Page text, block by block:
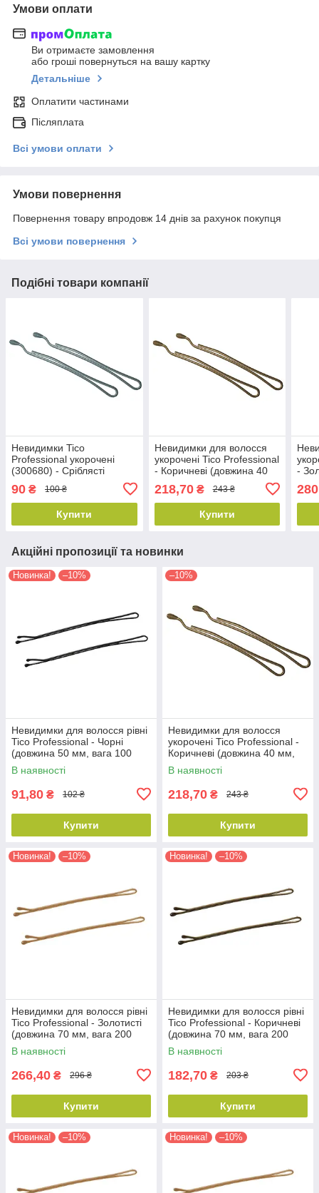
Умови оплати
Ви отримаєте замовлення
або гроші повернуться на вашу картку
Детальніше
Оплатити частинами
Післяплата
Всі умови оплати
Умови повернення
Повернення товару впродовж 14 днів за рахунок покупця
Всі умови повернення
Подібні товари компанії
Невидимки Tico
Professional укорочені
(300680) - Сріблясті
(довжина 40 мм, вага 100
грам)
90 ₴ 100 ₴
Купити
Невидимки для волосся
укорочені Tico Professional
- Коричневі (довжина 40
(300614)
218,70₴ 243 ₴
Купити
-
Акційні пропозиції та новинки
Новинка! –10%
Невидимки для волосся рівні
Tico Professional - Чорні
(довжина 50 мм, вага 100
грам) (300506)
В наявності
91,80 ₴ 102 ₴
Купити
–10%
Невидимки для волосся
укорочені Tico Professional -
Коричневі (довжина 40 мм,
вага 200 грам) (300614)
В наявності
218,70 ₴ 243 ₴
Купити
Новинка! –10%
Невидимки для волосся рівні
Tico Professional - Золотисті
(довжина 70 мм, вага 200
грам) (300599)
В наявності
266,40 ₴ 296 ₴
Купити
Новинка! –10%
Невидимки для волосся рівні
Tico Professional - Коричневі
(довжина 70 мм, вага 200
грам) (300597)
В наявності
182,70 ₴ 203 ₴
Купити
Новинка! –10% Новинка! –10%